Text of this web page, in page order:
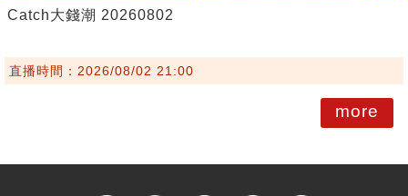
Catch大錢潮 20260802
直播時間：2026/08/02 21:00
more